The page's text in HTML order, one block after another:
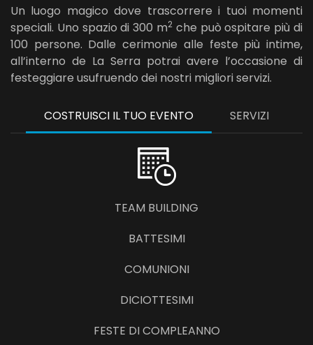
Un luogo magico dove trascorrere i tuoi momenti
speciali. Uno spazio di 300 m2 che può ospitare più di
100 persone. Dalle cerimonie alle feste più intime,
all’interno de La Serra potrai avere l’occasione di
festeggiare usufruendo dei nostri migliori servizi.
COSTRUISCI IL TUO EVENTO SERVIZI
TEAM BUILDING
BATTESIMI
COMUNIONI
DICIOTTESIMI
FESTE DI COMPLEANNO